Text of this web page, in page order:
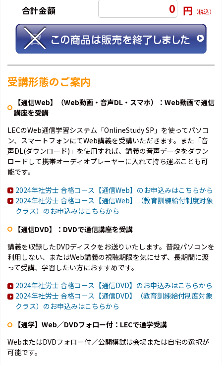
合計金額
0 円 （税込）
受講形態のご案内
【通信Web】（Web動画・音声DL・スマホ）：Web動画で通信
講座を受講
LECのWeb通信学習システム「OnlineStudy SP」を使ってパソコ
ン、スマートフォンにてWeb講義を受講いただきます。また「音
声DL(ダウンロード)」を使用すれば、講義の音声データをダウン
ロードして携帯オーディオプレーヤーに入れて持ち運ぶことも可
能です。
2024年社労士 合格コース【通信Web】のお申込みはこちらから
2024年社労士 合格コース【通信Web】（教育訓練給付制度対象
クラス）のお申込みはこちらから
【通信DVD】：DVDで通信講座を受講
講義を収録したDVDディスクをお送りいたします。普段パソコンを
利用しない、またはWeb講義の視聴期限を気にせず、長期間に渡
って受講、学習したい方におすすめです。
2024年社労士 合格コース【通信DVD】のお申込みはこちらから
2024年社労士 合格コース【通信DVD】（教育訓練給付制度対象
クラス）のお申込みはこちらから
【通学】Web／DVDフォロー付：LECで通学受講
WebまたはDVDフォロー付／公開模試は会場または自宅の選択が
可能です。